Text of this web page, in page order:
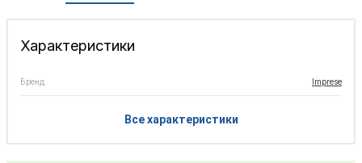
Характеристики
Бренд Imprese
Все характеристики